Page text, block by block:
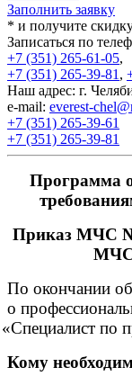
Заполнить заявку
* и получите
Записаться по
+7 (351) 265-61-05,
+7 (351) 265-39-81 ,
Наш адрес: г.
e-mail: everest-
+7 (351) 265-39-61
+7 (351) 265-39-81
Программа
Приказ МЧС №
МЧС
По окончании
о
«Специалист по
Кому